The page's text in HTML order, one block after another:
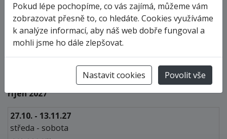
nalodění a případně ubytování nebo další program v
destinaci.
Termíny a ceny
říjen 2027
27.10. - 13.11.27
středa - sobota
Pokud lépe pochopíme, co vás zajímá, můžeme vám
zobrazovat přesně to, co hledáte. Cookies využíváme
k analýze informací, aby náš web dobře fungoval a
mohli jsme ho dále zlepšovat.
Nastavit cookies Povolit vše